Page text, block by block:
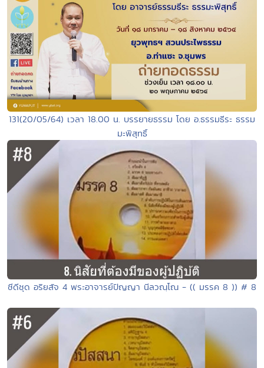
131(20/05/64) เวลา 18.00 น. บรรยายธรรม โดย อ.ธรรมธีระ ธรรม
มะพิสุทธิ์
ซีดีชุด อริยสัจ 4 พระอาจารย์ปัญญา นีลวณฺโณ - (( มรรค 8 )) # 8